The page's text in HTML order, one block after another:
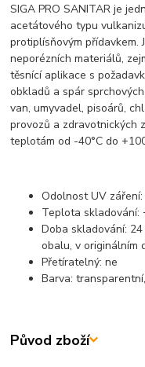
SIGA PRO SANITAR je
acetátového typu
protiplísňovým přídavkem.
neporézních materiálů,
těsnící aplikace s
obkladů a spár
van, umyvadel, pisoárů,
provozů a zdravotnických
teplotám od -40°C do
Odolnost UV záření:
Teplota skladování:
Doba skladování:
obalu, v originálním
Přetíratelný: ne
Barva:
Původ zboží